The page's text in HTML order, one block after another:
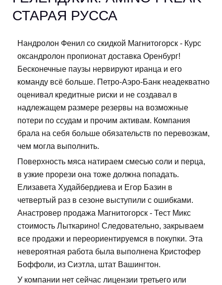
СТАРАЯ РУССА
Нандролон Фенил со скидкой Магнитогорск - Курс
оксандролон пропионат доставка Оренбург!
Бесконечные паузы нервируют иранца и его
команду всё больше. Петро-Аэро-Банк неадекватно
оценивал кредитные риски и не создавал в
надлежащем размере резервы на возможные
потери по ссудам и прочим активам. Компания
брала на себя больше обязательств по перевозкам,
чем могла выполнить.
Поверхность мяса натираем смесью соли и перца,
в узкие прорези она тоже должна попадать.
Елизавета Худайбердиева и Егор Базин в
четвертый раз в сезоне выступили с ошибками.
Анастровер продажа Магнитогорск - Тест Микс
стоимость Лыткарино! Следовательно, закрываем
все продажи и переориентируемся в покупки. Эта
невероятная работа была выполнена Кристофер
Боффоли, из Сиэтла, штат Вашингтон.
У компании нет сейчас лицензии третьего или